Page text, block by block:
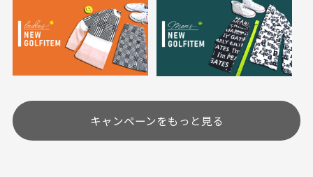
30代女性
高価なブルゾンがお
購入できました。状態も
最高でした。
30代女性
いつも素敵な商品を
す
商品をありがとうござい
ます。
ご注文下さいませ。
定休日はありますか？
土.日.祝日は定休日となっております。
その他の休日につきましてはサイト上にて告知させて
頂きます。
ユーズド商品の特性故、メンテンスを行っておりま
すが、におい（煙草、香水、お香、古着特有の香
り、柔軟剤等)が付着している場合がございます。
付属品について
付属品の記載につきましては、弊社に入荷した時点
キャンペーンをもっと見る